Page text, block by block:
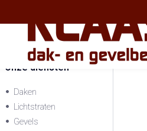
Onze diensten
Daken
Lichtstraten
Gevels